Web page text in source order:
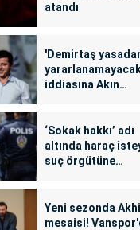
atandı
'Demirtaş
iddiasına Akın
‘Sokak hakkı’ adı
altında haraç
suç örgütüne
Yeni sezonda
mesaisi!